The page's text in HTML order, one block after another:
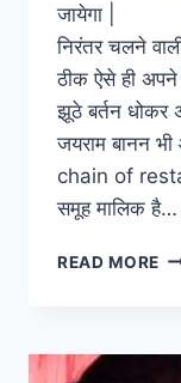
जायेगा |
निरंतर चलने
ठीक ऐसे ही
झूठे बर्तन धोकर
जयराम बानन
chain of
समूह मालिक है…
READ MORE